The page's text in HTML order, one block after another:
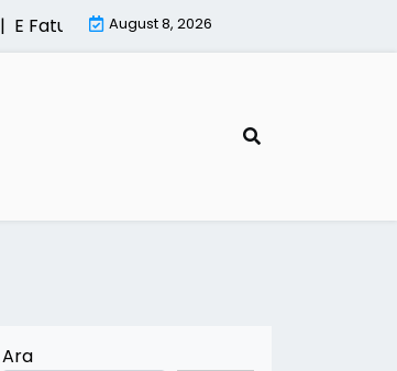
E Fatura Sisteminde Kesintisiz Hizmetin
August 8, 2026
Ara